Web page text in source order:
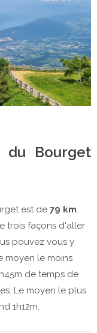
du Bourget
est de 79 km
trois façons d'aller
pouvez vous y
moyen le moins
de temps de
Le moyen le plus
1h12m.